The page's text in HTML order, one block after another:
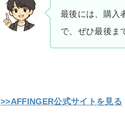
最後には、購入
で、ぜひ最後ま
>>AFFINGER公式サイトを見る